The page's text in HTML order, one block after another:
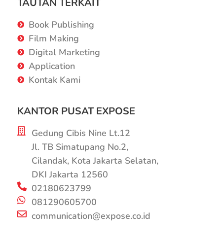
TAUTAN TERKAIT
Book Publishing
Film Making
Digital Marketing
Application
Kontak Kami
KANTOR PUSAT EXPOSE
Gedung Cibis Nine Lt.12
Jl. TB Simatupang No.2,
Cilandak, Kota Jakarta Selatan,
DKI Jakarta 12560
02180623799
081290605700
communication@expose.co.id